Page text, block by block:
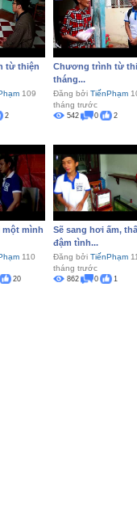
từ thiện
109
2
Chương trình từ
tháng...
Đăng bởi TiếnPhạm
tháng trước
542 0 2
một mình
110
20
Sẽ sang hơi ấm,
đậm tình...
Đăng bởi TiếnPhạm
tháng trước
862 0 1